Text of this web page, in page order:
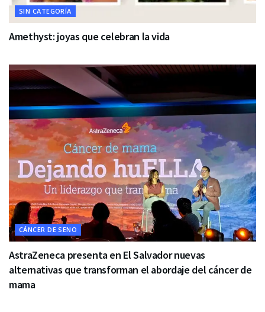
SIN CATEGORÍA
Amethyst: joyas que celebran la vida
CÁNCER DE SENO
AstraZeneca presenta en El Salvador nuevas
alternativas que transforman el abordaje del cáncer de
mama